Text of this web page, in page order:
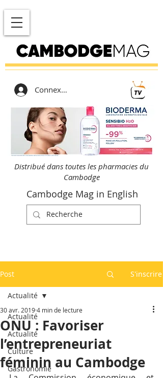
Connexion
Distribué dans toutes les pharmacies du
Cambodge
Cambodge Mag in English
Post S'inscrire
Actualité
Actualité
Culture
Gastronomie
Actualité
ONU : Favoriser
l’entrepreneuriat
féminin au Cambodge
30 avr. 20194 min de lecture